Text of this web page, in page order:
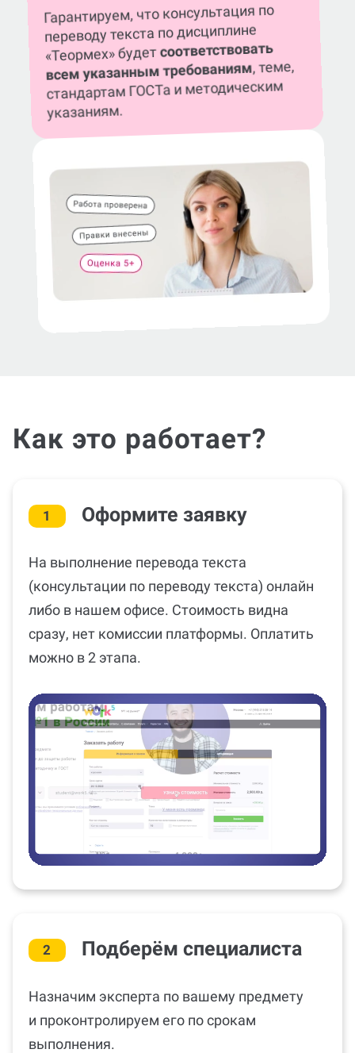
Гарантируем, что консультация по
переводу текста по дисциплине
«Теормех» будетсоответствовать
всем указанным требованиям, теме,
стандартам ГОСТа и методическим
указаниям.
Как это работает?
1 Оформите заявку
На выполнение перевода текста
(консультации по переводу текста) онлайн
либо в нашем офисе. Стоимость видна
сразу, нет комиссии платформы. Оплатить
можно в 2 этапа.
2 Подберём специалиста
Назначим эксперта по вашему предмету
и проконтролируем его по срокам
выполнения.